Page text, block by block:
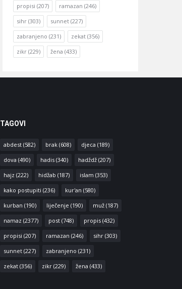
propisi (207) ramazan (246)
sihr (303) sunnet (227)
zabranjeno (231) zekat (356)
zikr (229) žena (433)
TAGOVI
abdest(582) brak(608) djeca (189)
dova (490) hadis(340) hadždž(207)
hajz (222) hidžab (187) islam (353)
kako postupiti (236) kur'an (580)
kurban (190) liječenje (190) muž(187)
namaz (2377) post(748) propis(432)
propisi (207) ramazan (246) sihr(303)
sunnet(227) zabranjeno (231)
zekat(356) zikr(229) žena (433)